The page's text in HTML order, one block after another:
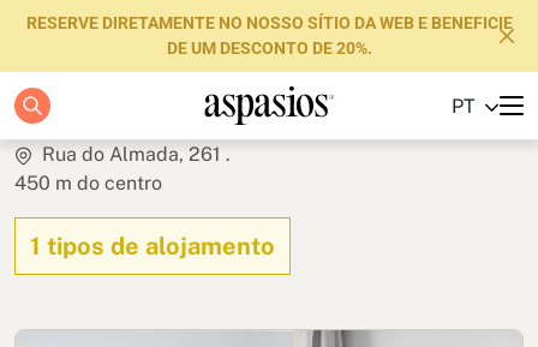
RESERVE DIRETAMENTE NO NOSSO SÍTIO DA WEB E BENEFICIE
DE UM DESCONTO DE 20%.
PT
Apartamentos
Luxury Brand
Trindade Apartments
Rua do Almada, 261 .
450 m do centro
1 tipos de alojamento